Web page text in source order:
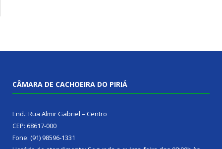
CÂMARA DE CACHOEIRA DO PIRIÁ
End.: Rua Almir Gabriel – Centro
CEP: 68617-000
Fone: (91) 98596-1331